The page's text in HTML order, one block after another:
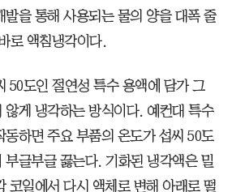
발을 통해 사용되는 물의 양을 대폭 줄
로 액침냉각이다.
50도인 절연성 특수 용액에 담가 그
않게 냉각하는 방식이다. 예컨대 특수
동하면 주요 부품의 온도가 섭씨 50도
부글부글 끓는다. 기화된 냉각액은 밀
코일에서 다시 액체로 변해 아래로 떨